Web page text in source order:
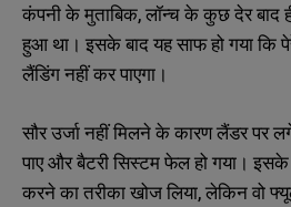
कंपनी के मुताबिक, लॉन्च के कुछ देर बाद
हुआ था। इसके बाद यह साफ हो गया कि
लैंडिंग नहीं कर पाएगा।
सौर उर्जा नहीं मिलने के कारण लैंडर पर
पाए और बैटरी सिस्टम फेल हो गया। इसके
करने का तरीका खोज लिया, लेकिन वो